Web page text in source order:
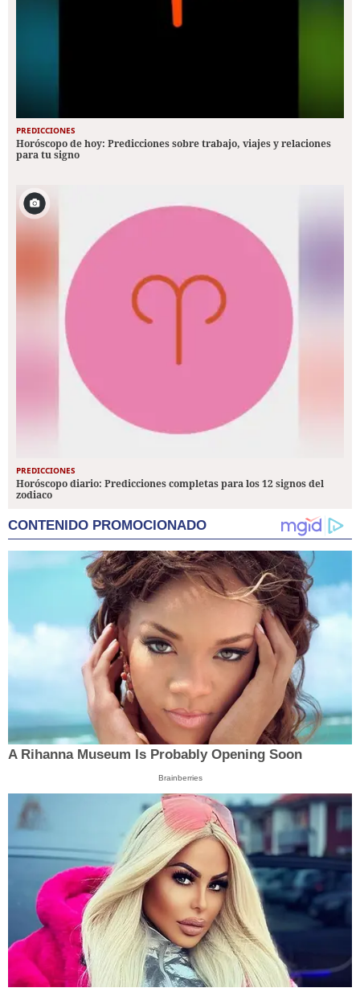
PREDICCIONES
Horóscopo de hoy: Predicciones sobre trabajo, viajes y relaciones
para tu signo
PREDICCIONES
Horóscopo diario: Predicciones completas para los 12 signos del
zodiaco
CONTENIDO PROMOCIONADO
A Rihanna Museum Is Probably Opening Soon
Brainberries